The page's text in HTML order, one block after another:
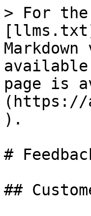
> For the
page is
(https://
).
#
##